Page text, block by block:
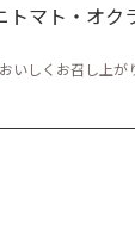
マト・オ
いしくお召し上が